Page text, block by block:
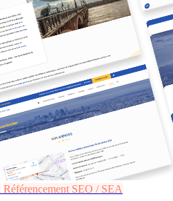
Référencement SEO / SEA